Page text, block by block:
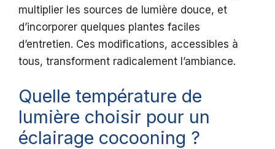
multiplier les sources de lumière douce, et
d’incorporer quelques plantes faciles
d’entretien. Ces modifications, accessibles à
tous, transforment radicalement l’ambiance.
Quelle température de
lumière choisir pour un
éclairage cocooning ?